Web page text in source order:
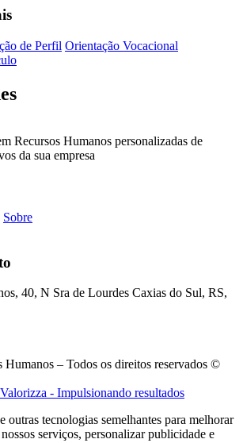
de Perfil Orientação Vocacional
Recursos Humanos personalizadas de
da sua empresa
Sobre
40, N Sra de Lourdes Caxias do Sul, RS,
– Todos os direitos reservados ©
outras tecnologias semelhantes para melhorar
serviços, personalizar publicidade e